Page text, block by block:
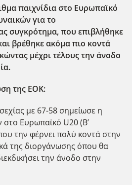
παιχνίδια στο Ευρωπαϊκό
για το
συγκρότημα, που επιβλήθηκε
βρέθηκε ακόμα πιο κοντά
μέχρι τέλους την άνοδο
της ΕΟΚ:
με 67-58 σημείωσε η
Ευρωπαϊκό U20 (B’
την φέρνει πολύ κοντά στην
της διοργάνωσης όπου θα
την άνοδο στην